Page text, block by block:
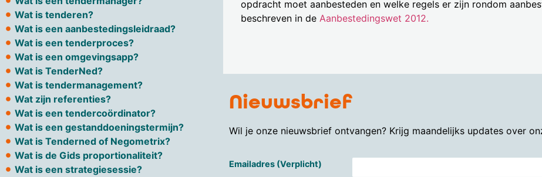
Wat is tenderen?
Wat is een aanbestedingsleidraad?
Wat is een tenderproces?
Wat is een omgevingsapp?
Wat is TenderNed?
Wat is tendermanagement?
Wat zijn referenties?
Wat is een tendercoördinator?
Wat is een gestanddoeningstermijn?
Wat is Tenderned of Negometrix?
Wat is de Gids proportionaliteit?
Wat is een strategiesessie?
opdracht moet aanbesteden en welke regels er zijn rondom
beschreven in de Aanbestedingswet 2012.
Nieuwsbrief
Wil je onze nieuwsbrief ontvangen? Krijg maandelijks updates over
Emailadres (Verplicht)